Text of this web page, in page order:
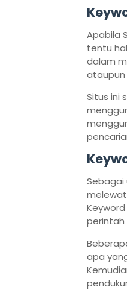
K
Apabila
tentu
dalam
ataupun
Situs ini
Sebagai
perintah
apa